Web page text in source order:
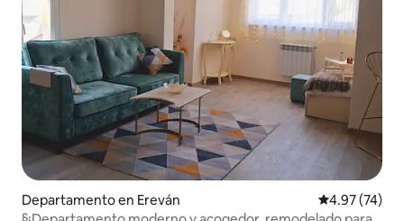
Departamento en Ereván Calificación
4.97 (74)